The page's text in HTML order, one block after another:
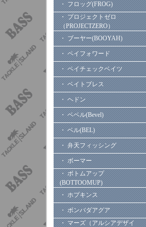
・ フロッグ(FROG)
・ プロジェクトゼロ
（PROJECTZERO）
・ ブーヤー(BOOYAH)
・ ペイフォワード
・ ペイチェックベイツ
・ ベイトブレス
・ ヘドン
・ ベベル(Bevel)
・ ベル(BEL)
・ 弁天フィッシング
・ ボーマー
・ ボトムアップ
(BOTTOOMUP)
・ ホプキンス
・ ボンバダアグア
・ マーズ（アルシアデザイ